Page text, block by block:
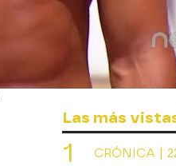
Las más
CRÓNICA |